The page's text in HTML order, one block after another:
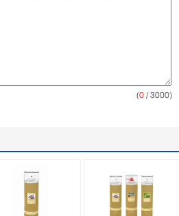
(0 / 3000)